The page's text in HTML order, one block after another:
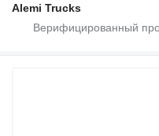
Alemi Trucks